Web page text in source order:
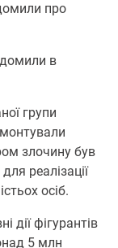
про
в
групи
злочину був
реалізації
осіб.
дії фігурантів
5 млн